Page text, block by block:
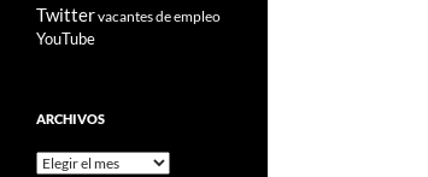
Twittervacantes de empleo
YouTube
ARCHIVOS
Archivos